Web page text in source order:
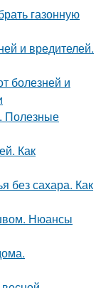
газонную
и вредителей.
болезней и
Полезные
Как
без сахара. Как
Нюансы